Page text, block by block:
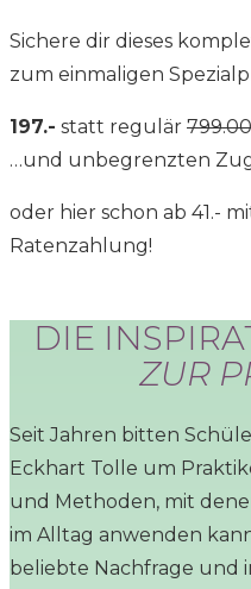
Sichere dir dieses
zum einmaligen
197.- statt regulär
…und unbegrenzten
oder hier schon ab 41.-
Ratenzahlung!
DIE
ZUR
Seit Jahren bitten
Eckhart Tolle um
und Methoden, mit
im Alltag anwenden
beliebte Nachfrage und